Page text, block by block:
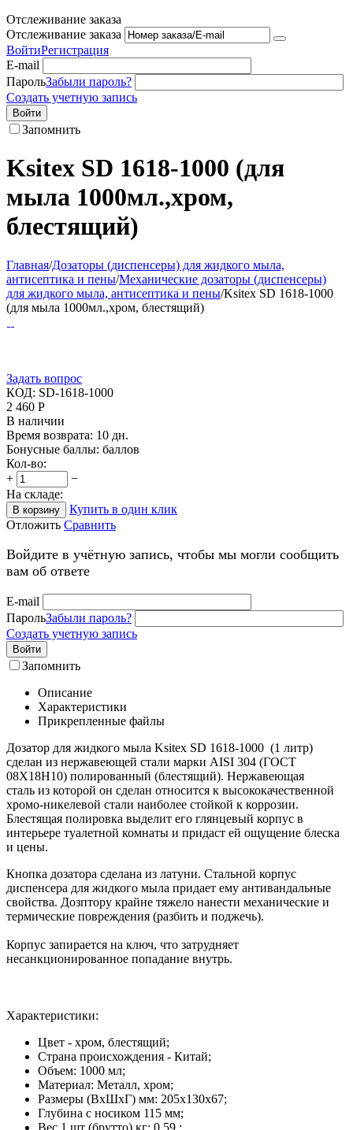
Отслеживание заказа
Отслеживание заказа
ВойтиРегистрация
E-mail
ПарольЗабыли пароль?
Создать учетную запись
Войти
Запомнить
Ksitex SD 1618-1000 (для
мыла 1000мл.,хром,
блестящий)
Главная/Дозаторы (диспенсеры) для жидкого мыла,
антисептика и пены/Механические дозаторы (диспенсеры)
для жидкого мыла, антисептика и пены/Ksitex SD 1618-1000
(для мыла 1000мл.,хром, блестящий)
Задать вопрос
КОД: SD-1618-1000
2 460 Р
В наличии
Время возврата: 10 дн.
Бонусные баллы: баллов
Кол-во:
+
−
На складе:
В корзину
Купить в один клик
Отложить Сравнить
Войдите в учётную запись, чтобы мы могли сообщить
вам об ответе
E-mail
ПарольЗабыли пароль?
Создать учетную запись
Войти
Запомнить
Описание
Характеристики
Прикрепленные файлы
Дозатор для жидкого мыла Ksitex SD 1618-1000 (1 литр)
сделан из нержавеющей стали марки AISI 304 (ГОСТ
08Х18Н10) полированный (блестящий). Нержавеющая
сталь из которой он сделан относится к высококачественной
хромо-никелевой стали наиболее стойкой к коррозии.
Блестящая полировка выделит его глянцевый корпус в
интерьере туалетной комнаты и придаст ей ощущение блеска
и цены.
Кнопка дозатора сделана из латуни. Стальной корпус
диспенсера для жидкого мыла придает ему антивандальные
свойства. Дозптору крайне тяжело нанести механические и
термические повреждения (разбить и поджечь).
Корпус запирается на ключ, что затрудняет
несанкционированное попадание внутрь.
Характеристики:
Цвет - хром, блестящий;
Страна происхождения - Китай;
Объем: 1000 мл;
Материал: Металл, хром;
Размеры (ВхШхГ) мм: 205х130х67;
Глубина с носиком 115 мм;
Вес 1 шт (брутто) кг: 0,59 ;